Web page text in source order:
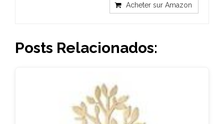
Acheter sur Amazon
Posts Relacionados: